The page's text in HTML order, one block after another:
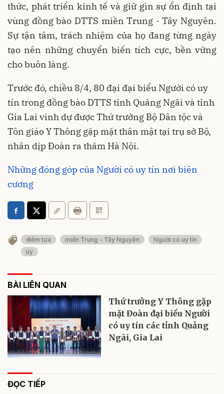
thức, phát triển kinh tế và giữ gìn sự ổn định tại
vùng đồng bào DTTS miền Trung - Tây Nguyên.
Sự tận tâm, trách nhiệm của họ đang từng ngày
tạo nên những chuyển biến tích cực, bền vững
cho buôn làng.
Trước đó, chiều 8/4, 80 đại đại biểu Người có uy
tín trong đồng bào DTTS tỉnh Quảng Ngãi và tỉnh
Gia Lai vinh dự được Thứ trưởng Bộ Dân tộc và
Tôn giáo Y Thông gặp mặt thân mật tại trụ sở Bộ,
nhân dịp Đoàn ra thăm Hà Nội.
Những đóng góp của Người có uy tín nơi biên
cương
điểm tựa miền Trung - Tây Nguyên
Người có uy tín
uy
BÀI LIÊN QUAN
Thứ trưởng Y Thông gặp
mặt Đoàn đại biểu Người
có uy tín các tỉnh Quảng
Ngãi, Gia Lai
ĐỌC TIẾP